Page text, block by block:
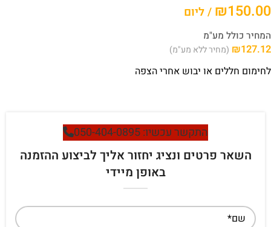
₪150.00 / ליום
המחיר כולל מע"מ
₪127.12 (מחיר ללא מע"מ)
לחימום חללים או יבוש אחרי הצפה
התקשר עכשיו: 050-404-0895
השאר פרטים ונציג יחזור אליך לביצוע ההזמנה
באופן מיידי